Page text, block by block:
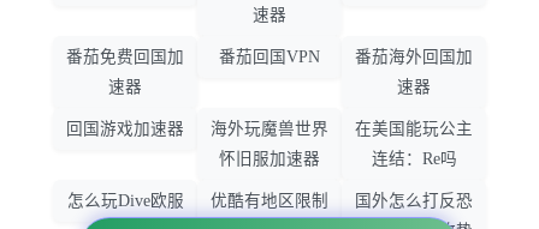
速器
番茄免费回国加
速器
番茄回国VPN
番茄海外回国加
速器
回国游戏加速器
海外玩魔兽世界
怀旧服加速器
在美国能玩公主
连结：Re吗
怎么玩Dive欧服
优酷有地区限制
国外怎么打反恐